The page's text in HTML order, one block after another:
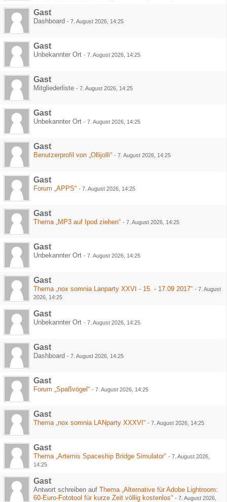
Gast
Dashboard - 7. August 2026, 14:25
Gast
Unbekannter Ort - 7. August 2026, 14:25
Gast
Mitgliederliste - 7. August 2026, 14:25
Gast
Unbekannter Ort - 7. August 2026, 14:25
Gast
Benutzerprofil von „Ollijolli“ - 7. August 2026, 14:25
Gast
Forum „APPS“ - 7. August 2026, 14:25
Gast
Thema „MP3 auf Ipod ziehen“ - 7. August 2026, 14:25
Gast
Unbekannter Ort - 7. August 2026, 14:25
Gast
Thema „nox somnia Lanparty XXVI - 15. - 17.09 2017“ - 7. August
2026, 14:25
Gast
Unbekannter Ort - 7. August 2026, 14:25
Gast
Dashboard - 7. August 2026, 14:25
Gast
Forum „Spaßvögel“ - 7. August 2026, 14:25
Gast
Thema „nox somnia LANparty XXXVI“ - 7. August 2026, 14:25
Gast
Thema „Artemis Spaceship Bridge Simulator“ - 7. August 2026,
14:25
Gast
Antwort schreiben auf Thema „Alternative für Adobe Lightroom:
60-Euro-Fototool für kurze Zeit völlig kostenlos“ - 7. August 2026,